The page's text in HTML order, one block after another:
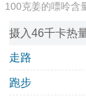
100克姜的嘌呤含
摄入46千卡热
走路
跑步